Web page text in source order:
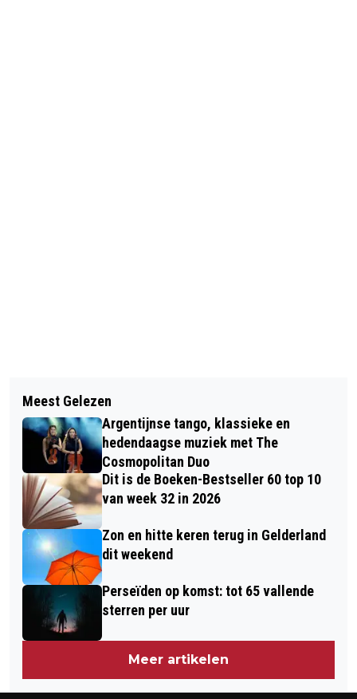
STATUSHOUDERS SNELLER
GEÏNTEGREERD DOOR AAN HET WERK
TE GAAN
MOGELIJK METAALSTUKJES IN
DIVERSE SALADES VAN DE JUMBO
Meest Gelezen
Argentijnse tango, klassieke en
hedendaagse muziek met The
Cosmopolitan Duo
Dit is de Boeken-Bestseller 60 top 10
van week 32 in 2026
Zon en hitte keren terug in Gelderland
dit weekend
Perseïden op komst: tot 65 vallende
sterren per uur
Meer artikelen